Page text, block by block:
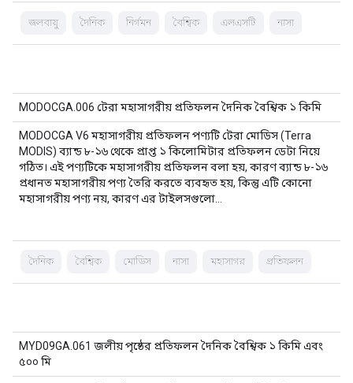
জলবায়ু দৈনিক নির্গমন বৈশ্বিক এলএসটি নাসা
MODOCGA.006 টেরা মহাসাগরীয় প্রতিফলন দৈনিক বৈশ্বিক ১ কিমি
MODOCGA V6 মহাসাগরীয় প্রতিফলন পণ্যটি টেরা মোডিস (Terra
MODIS) ব্যান্ড ৮-১৬ থেকে প্রাপ্ত ১ কিলোমিটার প্রতিফলন ডেটা নিয়ে
গঠিত। এই পণ্যটিকে মহাসাগরীয় প্রতিফলন বলা হয়, কারণ ব্যান্ড ৮-১৬
প্রধানত মহাসাগরীয় পণ্য তৈরি করতে ব্যবহৃত হয়, কিন্তু এটি কোনো
মহাসাগরীয় পণ্য নয়, কারণ এর টাইলসগুলো…
দৈনিক বৈশ্বিক মোডিস নাসা মহাসাগর প্রতিফলন
MYD09GA.061 জলীয় পৃষ্ঠের প্রতিফলন দৈনিক বৈশ্বিক ১ কিমি এবং
৫০০ মি